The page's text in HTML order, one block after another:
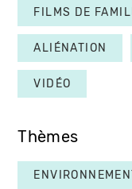
FILMS DE
ALIÉNATION
VIDÉO
Thèmes